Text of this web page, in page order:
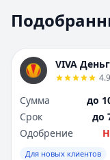
VIVA
4.9
Сумма
до
Срок
до
Одобрение
Для новых клиентов